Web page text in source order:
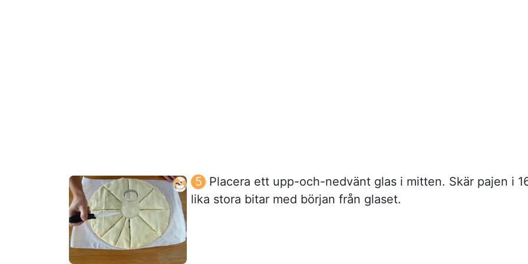
Placera ett upp-och-nedvänt glas i mitten. Skär pajen i
lika stora bitar med början från glaset.